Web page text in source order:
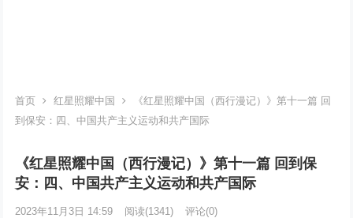
首页 红星照耀中国
《红星照耀中国（西行漫记）》第十一篇 回
到保安：四、中国共产主义运动和共产国际
《红星照耀中国（西行漫记）》第十一篇 回到保
安：四、中国共产主义运动和共产国际
2023年11月3日 14:59 阅读(1341) 评论(0)